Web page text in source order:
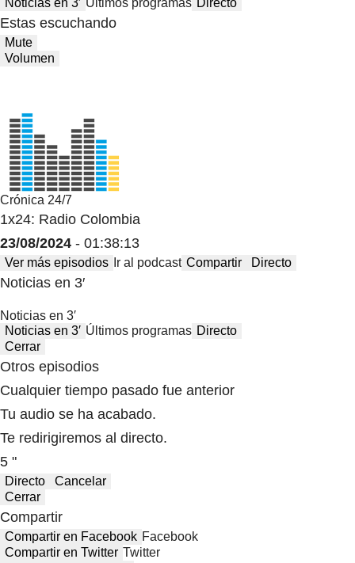
Noticias en 3′ Últimos programas Directo
Estas escuchando
Mute
Volumen
Crónica 24/7
1x24: Radio Colombia
23/08/2024 - 01:38:13
Ver más episodios Ir al podcast Compartir Directo
Noticias en 3′
Noticias en 3′
Noticias en 3′ Últimos programas Directo
Cerrar
Otros episodios
Cualquier tiempo pasado fue anterior
Tu audio se ha acabado.
Te redirigiremos al directo.
5 "
Directo
Cancelar
Cerrar
Compartir
Compartir en Facebook Facebook
Compartir en Twitter Twitter